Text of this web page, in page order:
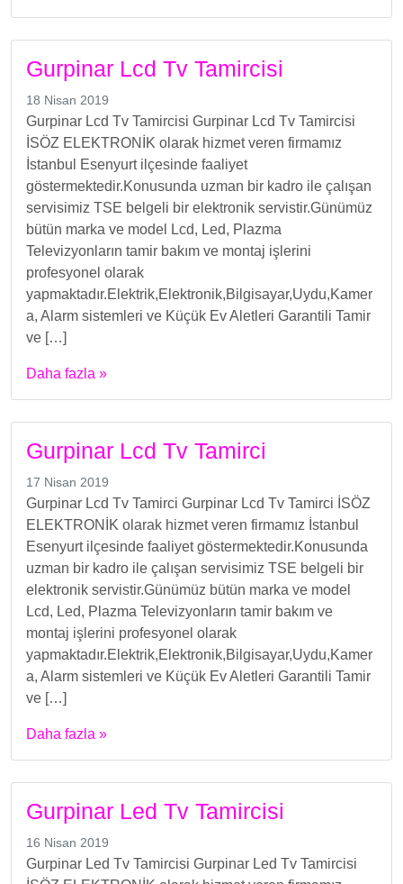
Gurpinar Lcd Tv Tamircisi
18 Nisan 2019
Gurpinar Lcd Tv Tamircisi Gurpinar Lcd Tv Tamircisi
İSÖZ ELEKTRONİK olarak hizmet veren firmamız
İstanbul Esenyurt ilçesinde faaliyet
göstermektedir.Konusunda uzman bir kadro ile çalışan
servisimiz TSE belgeli bir elektronik servistir.Günümüz
bütün marka ve model Lcd, Led, Plazma
Televizyonların tamir bakım ve montaj işlerini
profesyonel olarak
yapmaktadır.Elektrik,Elektronik,Bilgisayar,Uydu,Kamer
a, Alarm sistemleri ve Küçük Ev Aletleri Garantili Tamir
ve […]
Daha fazla »
Gurpinar Lcd Tv Tamirci
17 Nisan 2019
Gurpinar Lcd Tv Tamirci Gurpinar Lcd Tv Tamirci İSÖZ
ELEKTRONİK olarak hizmet veren firmamız İstanbul
Esenyurt ilçesinde faaliyet göstermektedir.Konusunda
uzman bir kadro ile çalışan servisimiz TSE belgeli bir
elektronik servistir.Günümüz bütün marka ve model
Lcd, Led, Plazma Televizyonların tamir bakım ve
montaj işlerini profesyonel olarak
yapmaktadır.Elektrik,Elektronik,Bilgisayar,Uydu,Kamer
a, Alarm sistemleri ve Küçük Ev Aletleri Garantili Tamir
ve […]
Daha fazla »
Gurpinar Led Tv Tamircisi
16 Nisan 2019
Gurpinar Led Tv Tamircisi Gurpinar Led Tv Tamircisi